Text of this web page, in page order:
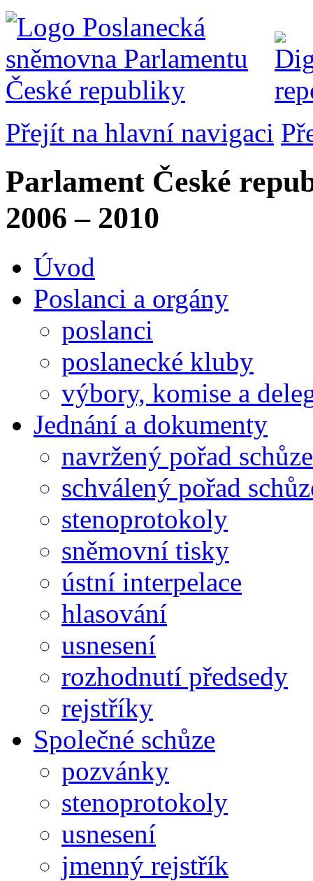
Přejít na hlavní navigaci
Parlament České
2006 – 2010
Úvod
Poslanci a orgány
poslanci
poslanecké kluby
výbory, komise a
Jednání a dokumenty
navržený pořad schůze
schválený pořad
stenoprotokoly
sněmovní tisky
ústní interpelace
hlasování
usnesení
rozhodnutí předsedy
rejstříky
Společné schůze
pozvánky
stenoprotokoly
usnesení
jmenný rejstřík